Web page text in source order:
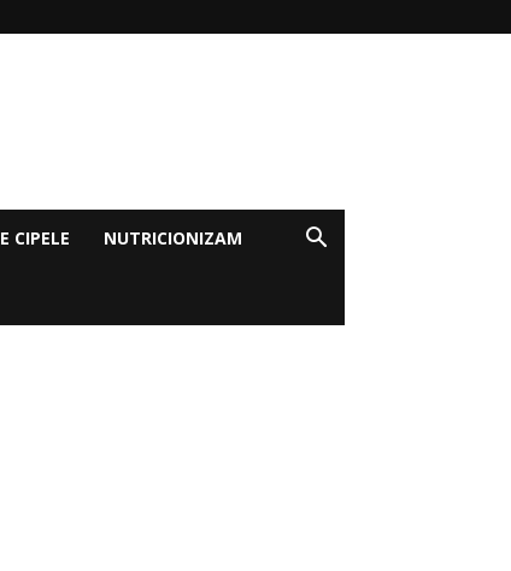
CIPELE NUTRICIONIZAM